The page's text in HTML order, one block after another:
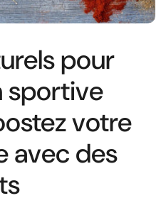
pour
sportive
votre
avec des